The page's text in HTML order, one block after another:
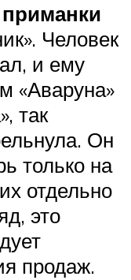
Человек
и ему
«Аваруна»
так
Он
только на
отдельно
это
продаж.